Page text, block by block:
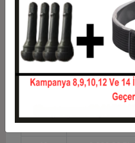
5
6.216,00 TL
6
5.273,33 TL
7
4.600,00 TL
8
9
3.702,22 TL
3.388,00 TL
11
3.105,45 TL